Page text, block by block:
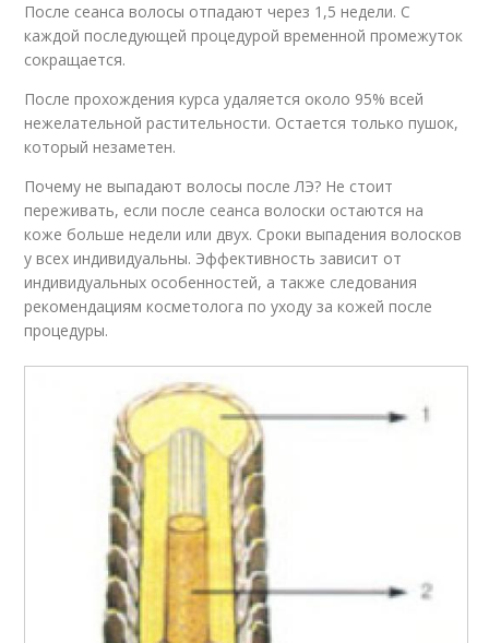
После сеанса волосы отпадают через 1,5 недели. С
каждой последующей процедурой временной промежуток
сокращается.
После прохождения курса удаляется около 95% всей
нежелательной растительности. Остается только пушок,
который незаметен.
Почему не выпадают волосы после ЛЭ? Не стоит
переживать, если после сеанса волоски остаются на
коже больше недели или двух. Сроки выпадения волосков
у всех индивидуальны. Эффективность зависит от
индивидуальных особенностей, а также следования
рекомендациям косметолога по уходу за кожей после
процедуры.